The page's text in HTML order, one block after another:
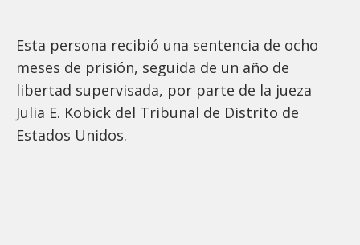
Esta persona recibió una sentencia de ocho
meses de prisión, seguida de un año de
libertad supervisada, por parte de la jueza
Julia E. Kobick del Tribunal de Distrito de
Estados Unidos.